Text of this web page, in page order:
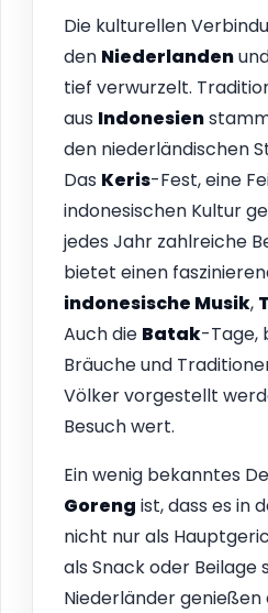
Die kulturellen
den Niederlanden
tief verwurzelt.
aus Indonesien
den niederländischen
Das Keris-Fest, eine
indonesischen Kultur
jedes Jahr zahlreiche
bietet einen
indonesische Musik,
Auch die Batak-Tage,
Bräuche und
Völker vorgestellt
Besuch wert.
Ein wenig bekanntes
Goreng ist, dass es in
nicht nur als
als Snack oder Beilage
Niederländer genießen